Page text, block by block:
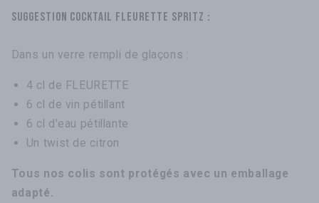
Suggestion cocktail FLEURETTE SPRITZ :
Dans un verre rempli de glaçons :
4 cl de FLEURETTE
6 cl de vin pétillant
6 cl d'eau pétillante
Un twist de citron
Tous nos colis sont protégés avec un emballage
adapté.